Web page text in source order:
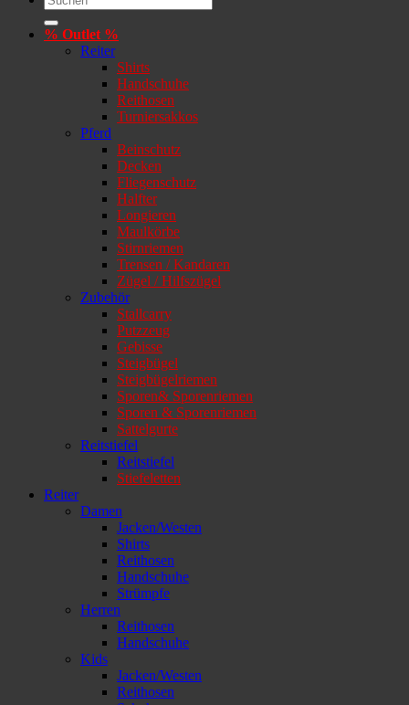
nach:
% Outlet %
Reiter
Shirts
Handschuhe
Reithosen
Turniersakkos
Pferd
Beinschutz
Decken
Fliegenschutz
Halfter
Longieren
Maulkörbe
Stirnriemen
Trensen / Kandaren
Zügel / Hilfszügel
Zubehör
Stallcarry
Putzzeug
Gebisse
Steigbügel
Steigbügelriemen
Sporen& Sporenriemen
Sporen & Sporenriemen
Sattelgurte
Reitstiefel
Reitstiefel
Stiefeletten
Reiter
Damen
Jacken/Westen
Shirts
Reithosen
Handschuhe
Strümpfe
Herren
Reithosen
Handschuhe
Kids
Jacken/Westen
Reithosen